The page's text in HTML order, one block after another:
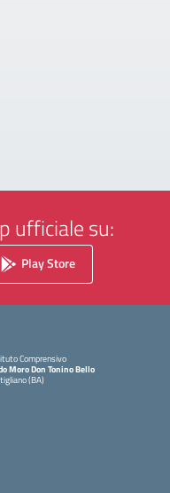
ufficiale su:
Play Store
Comprensivo
Moro Don Tonino Bello
(BA)
Visita la pagina iniziale della scuola